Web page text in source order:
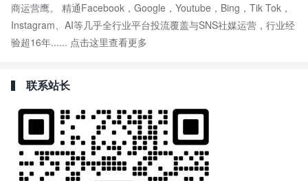
商运营鹰。 精通Facebook，Google，Youtube，Bing，Tik Tok，
Instagram、AI等几乎全行业平台投流覆盖与SNS社媒运营，行业经
验超16年...... 点击这里查看更多
联系站长